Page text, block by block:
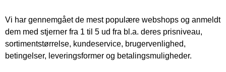
Vi har gennemgået de mest populære webshops og anmeldt
dem med stjerner fra 1 til 5 ud fra bl.a. deres prisniveau,
sortimentstørrelse, kundeservice, brugervenlighed,
betingelser, leveringsformer og betalingsmuligheder.